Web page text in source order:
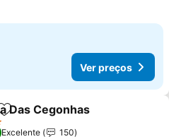
Ver preços
Adicionar aos favoritos
Das Cegonhas
Excelente
150